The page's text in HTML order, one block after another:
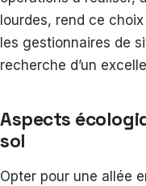
lourdes, rend ce
les gestionnaires de
recherche d’un
Aspects
sol
Opter pour une allée